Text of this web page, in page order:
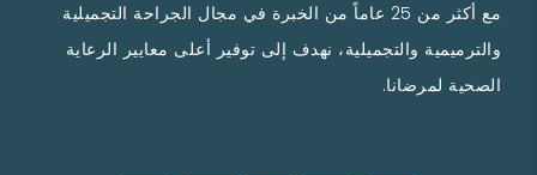
مع أكثر من 25 عاماً من الخبرة في مجال الجراحة التجميلية
والترميمية والتجميلية، نهدف إلى توفير أعلى معايير الرعاية
الصحية لمرضانا.